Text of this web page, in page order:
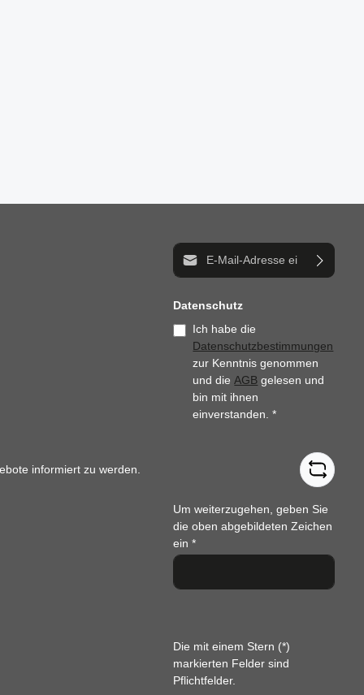
informiert zu werden.
E-Mail-Adresse*
Datenschutz
Ich habe die
Datenschutzbestimmungen
zur Kenntnis genommen
und dieAGB gelesen und
bin mit ihnen
einverstanden.*
Um weiterzugehen, geben Sie
die oben abgebildeten Zeichen
ein*
Die mit einem Stern (*)
markierten Felder sind
Pflichtfelder.